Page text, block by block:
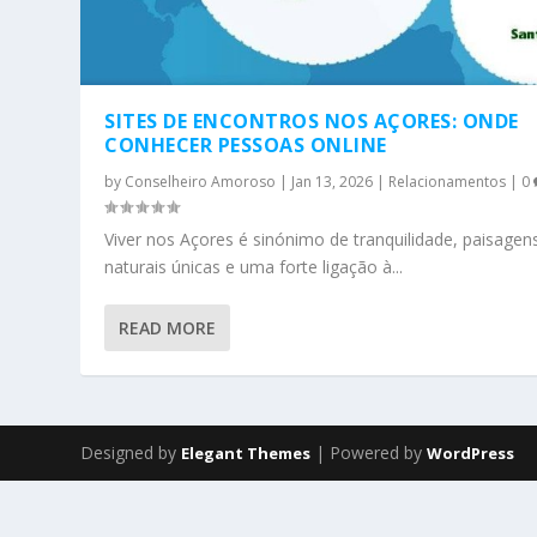
SITES DE ENCONTROS NOS AÇORES: ONDE
CONHECER PESSOAS ONLINE
by Conselheiro Amoroso | Jan 13, 2026 | Relacionamentos | 0
Viver nos Açores é sinónimo de tranquilidade,
naturais únicas e uma forte ligação à...
READ MORE
Designed by Elegant Themes | Powered byWordPress